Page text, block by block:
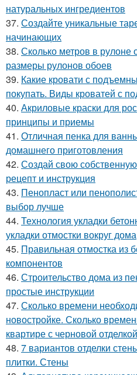
натуральных ингредиентов
37. Создайте уникальные
начинающих
38. Сколько метров в
размеры рулонов обоев
39. Какие кровати с
покупать. Виды кроватей с
40. Акриловые краски для
принципы и приемы
41. Отличная пенка для
домашнего приготовления
42. Создай свою
рецепт и инструкция
43. Пенопласт или
выбор лучше
44. Технология укладки
укладки отмостки вокруг дома
45. Правильная отмостка из
компонентов
46. Строительство дома из
простые инструкции
47. Сколько времени
новостройке. Сколько
квартире с черновой
48. 7 вариантов отделки
плитки. Стены